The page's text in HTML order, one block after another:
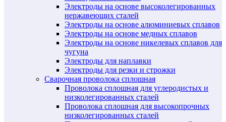
Электроды на основе высоколегированных
нержавеющих сталей
Электроды на основе алюминиевых сплавов
Электроды на основе медных сплавов
Электроды на основе никелевых сплавов для
чугуна
Электроды для наплавки
Электроды для резки и строжки
Сварочная проволока сплошная
Проволока сплошная для углеродистых и
низколегированных сталей
Проволока сплошная для высокопрочных
низколегированных сталей